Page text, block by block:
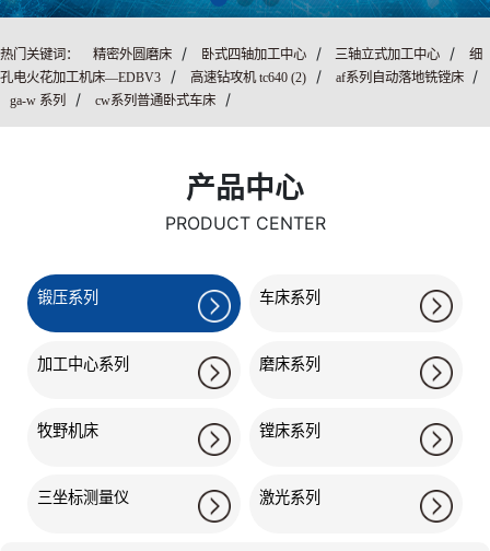
热门关键词： 精密外圆磨床 / 卧式四轴加工中心 / 三轴立式加工中心 /
细
孔电火花加工机床—EDBV3
/ 高速钻攻机 tc640 (2) / af系列自动落地铣镗床 /
ga-w 系列 / cw系列普通卧式车床 /
产品中心
PRODUCT CENTER
锻压系列 车床系列
加工中心系列 磨床系列
牧野机床 镗床系列
三坐标测量仪 激光系列